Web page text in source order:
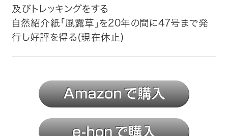
及びトレッキングをする
自然紹介紙「風露草」を20年の間に47号まで発
行し好評を得る(現在休止)